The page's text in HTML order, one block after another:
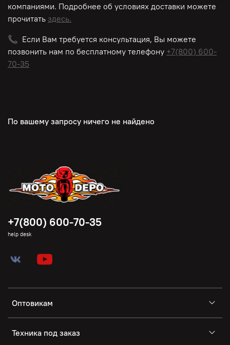
компаниями. Подробнее об условиях доставки можете
прочитать здесь.
📞 Если Вам требуется консультация, Вы можете
позвонить нам по бесплатному телефону +7(800) 600-
70-35
По вашему запросу ничего не найдено
Оптовикам
Техника под заказ
+7(800) 600-70-35
help desk